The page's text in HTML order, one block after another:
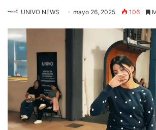
UNIVO NEWS mayo 26, 2025 106